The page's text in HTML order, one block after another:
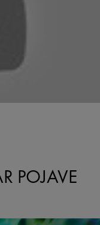
POJAVE